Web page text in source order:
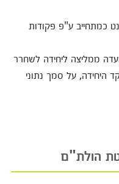
כמתחייב ע"פ פקודות
ממליצה ליחידה לשחרר
היחידה, על סמך נתוני
הולת"ם